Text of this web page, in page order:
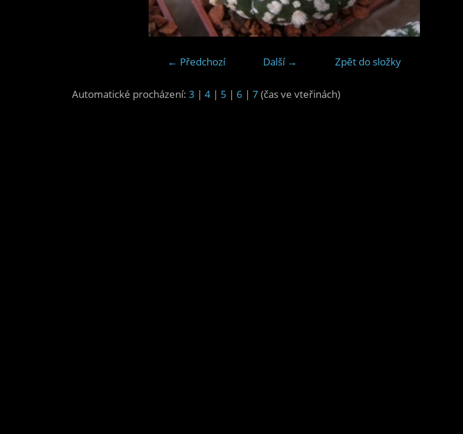
← Předchozí Další → Zpět do složky
Automatické procházení: 3 | 4 | 5 | 6 | 7 (čas ve vteřinách)